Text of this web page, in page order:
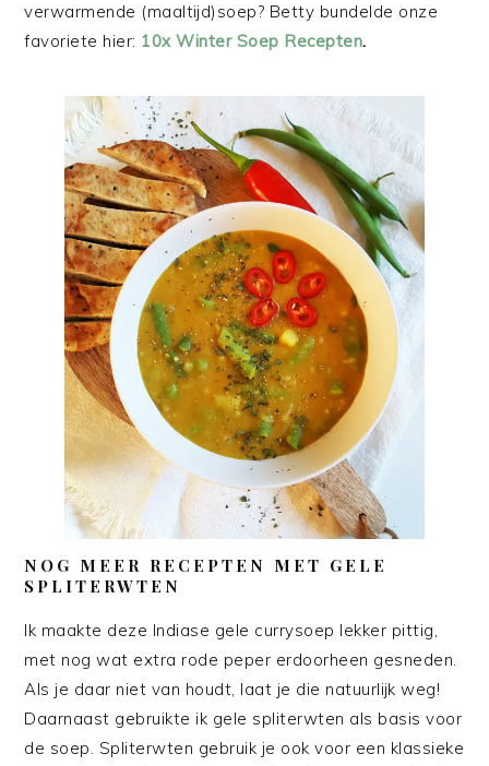
verwarmende (maaltijd)soep? Betty bundelde onze
favoriete hier: 10x Winter Soep Recepten.
NOG MEER RECEPTEN MET GELE
SPLITERWTEN
Ik maakte deze Indiase gele currysoep lekker pittig,
met nog wat extra rode peper erdoorheen gesneden.
Als je daar niet van houdt, laat je die natuurlijk weg!
Daarnaast gebruikte ik gele spliterwten als basis voor
de soep. Spliterwten gebruik je ook voor een klassieke